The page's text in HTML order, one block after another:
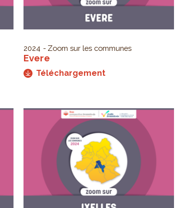
2024 Zoom sur les communes
Evere
Téléchargement